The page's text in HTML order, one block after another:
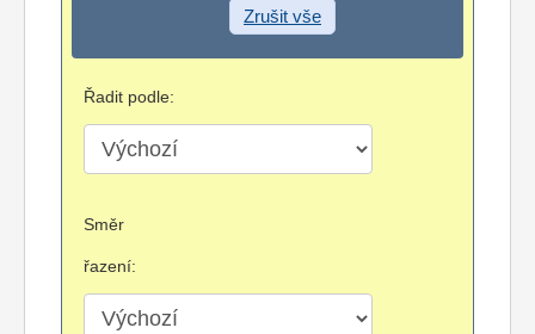
Zrušit vše
Řadit podle:
Směr
řazení: